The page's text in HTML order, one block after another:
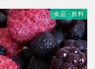
食品・飲料